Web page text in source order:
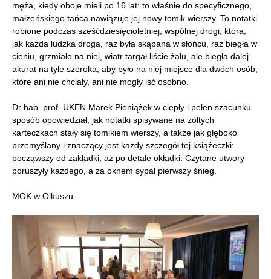
męża, kiedy oboje mieli po 16 lat: to właśnie do specyficznego,
małżeńskiego tańca nawiązuje jej nowy tomik wierszy. To notatki
robione podczas sześćdziesięcioletniej, wspólnej drogi, która,
jak każda ludzka droga, raz była skąpana w słońcu, raz biegła w
cieniu, grzmiało na niej, wiatr targał liście żalu, ale biegła dalej
akurat na tyle szeroka, aby było na niej miejsce dla dwóch osób,
które ani nie chciały, ani nie mogły iść osobno.
Dr hab. prof. UKEN Marek Pieniążek w ciepły i pełen szacunku
sposób opowiedział, jak notatki spisywane na żółtych
karteczkach stały się tomikiem wierszy, a także jak głęboko
przemyślany i znaczący jest każdy szczegół tej książeczki:
począwszy od zakładki, aż po detale okładki. Czytane utwory
poruszyły każdego, a za oknem sypał pierwszy śnieg.
MOK w Olkuszu